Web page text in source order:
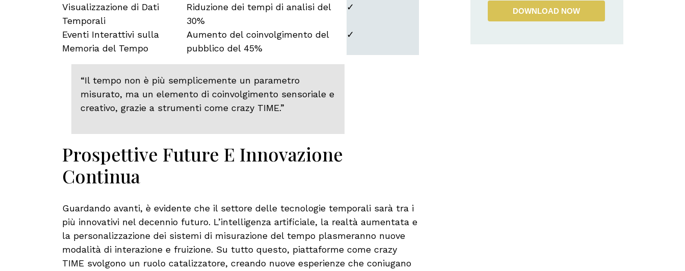
DOWNLOAD NOW
Visualizzazione di Dati
Temporali
Riduzione dei tempi di analisi del
30%
✓
Eventi Interattivi sulla
Memoria del Tempo
Aumento del coinvolgimento del
pubblico del 45%
✓
“Il tempo non è più semplicemente un parametro
misurato, ma un elemento di coinvolgimento sensoriale e
creativo, grazie a strumenti come crazy TIME.”
Prospettive Future E Innovazione
Continua
Guardando avanti, è evidente che il settore delle tecnologie temporali sarà tra i
più innovativi nel decennio futuro. L’intelligenza artificiale, la realtà aumentata e
la personalizzazione dei sistemi di misurazione del tempo plasmeranno nuove
modalità di interazione e fruizione. Su tutto questo, piattaforme come crazy
TIME svolgono un ruolo catalizzatore, creando nuove esperienze che coniugano